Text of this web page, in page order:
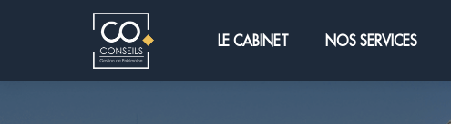
LE CABINET NOS SERVICES